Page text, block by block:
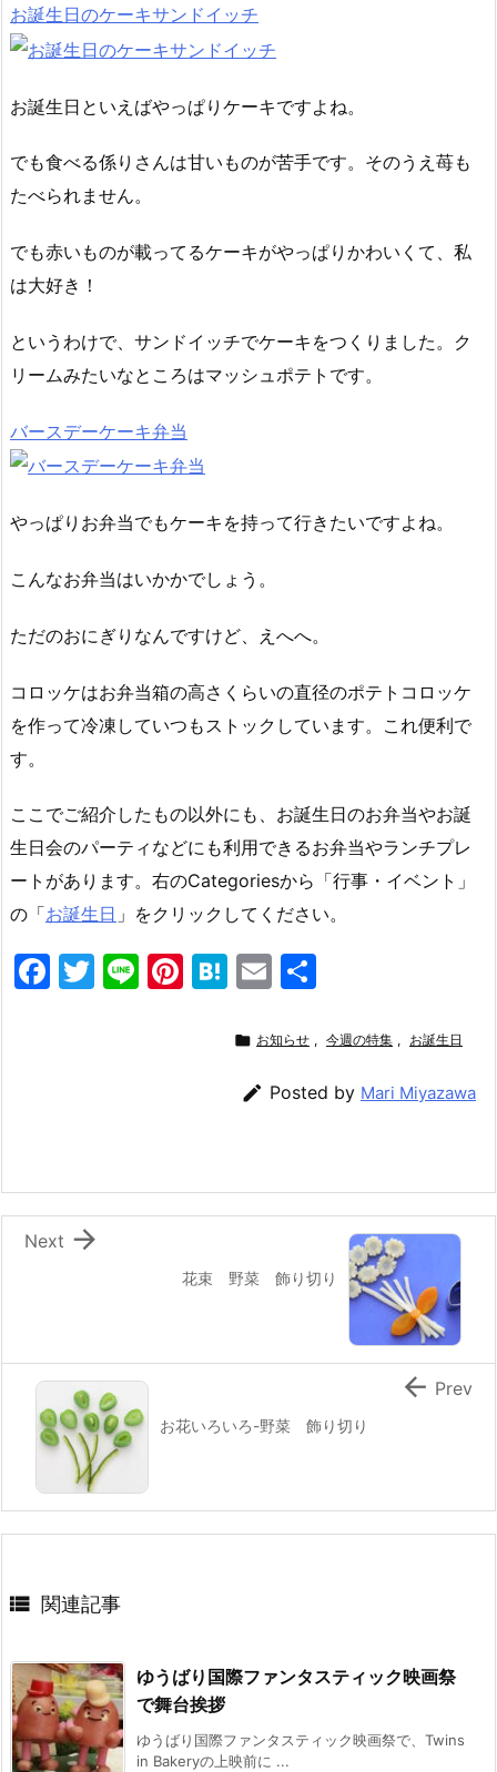
お誕生日のケーキサンドイッチ
お誕生日といえばやっぱりケーキですよね。
でも食べる係りさんは甘いものが苦手です。そのうえ苺も
たべられません。
でも赤いものが載ってるケーキがやっぱりかわいくて、私
は大好き！
というわけで、サンドイッチでケーキをつくりました。ク
リームみたいなところはマッシュポテトです。
バースデーケーキ弁当
やっぱりお弁当でもケーキを持って行きたいですよね。
こんなお弁当はいかかでしょう。
ただのおにぎりなんですけど、えへへ。
コロッケはお弁当箱の高さくらいの直径のポテトコロッケ
を作って冷凍していつもストックしています。これ便利で
す。
ここでご紹介したもの以外にも、お誕生日のお弁当やお誕
生日会のパーティなどにも利用できるお弁当やランチプレ
ートがあります。右のCategoriesから「行事・イベント」
の「お誕生日 」をクリックしてください。
F
o
k
T
Li Pi H
e
a
E
ai
l
 お知らせ , 今週の特集 , お誕生日
 Posted by Mari Miyazawa
花束 野菜 飾り切り

Next
お花いろいろ-野菜 飾り切り
 Prev
 関連記事
ゆうばり国際ファンタスティック映画祭
で舞台挨拶
ゆうばり国際ファンタスティック映画祭で、Twins
in Bakeryの上映前に ...